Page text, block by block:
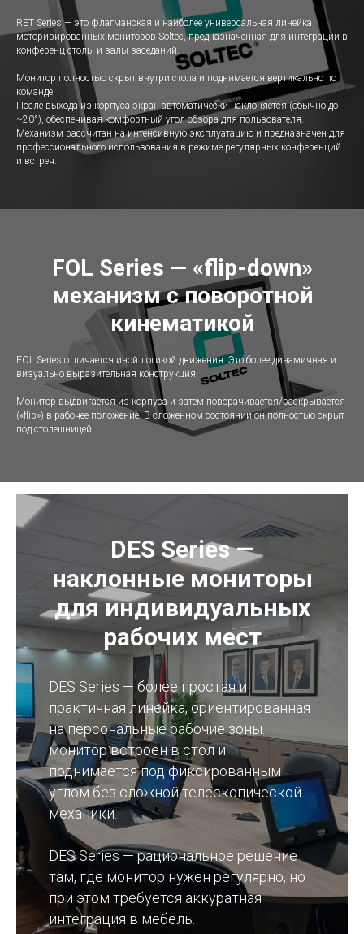
RET Series — это флагманская и наиболее универсальная линейка
моторизированных мониторов Soltec, предназначенная для интеграции в
конференц-столы и залы заседаний.
Монитор полностью скрыт внутри стола и поднимается вертикально по
команде.
После выхода из корпуса экран автоматически наклоняется (обычно до
~20°), обеспечивая комфортный угол обзора для пользователя.
Механизм рассчитан на интенсивную эксплуатацию и предназначен для
профессионального использования в режиме регулярных конференций
и встреч.
FOL Series — «flip-down»
механизм с поворотной
кинематикой
FOL Series отличается иной логикой движения. Это более динамичная и
визуально выразительная конструкция.
Монитор выдвигается из корпуса и затем поворачивается/раскрывается
(«flip») в рабочее положение. В сложенном состоянии он полностью скрыт
под столешницей.
DES Series —
наклонные мониторы
для индивидуальных
рабочих мест
DES Series — более простая и
практичная линейка, ориентированная
на персональные рабочие зоны.
монитор встроен в стол и
поднимается под фиксированным
углом без сложной телескопической
механики.
DES Series — рациональное решение
там, где монитор нужен регулярно, но
при этом требуется аккуратная
интеграция в мебель.